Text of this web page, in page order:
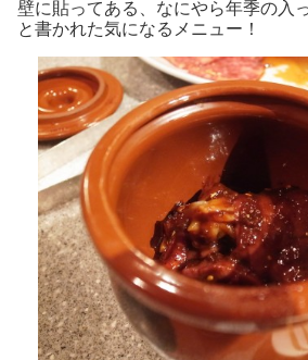
壁に貼ってある、なにやら年季の入
と書かれた気になるメニュー！